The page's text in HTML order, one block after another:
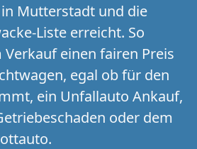
Mutterstadt und die
Liste erreicht. So
Verkauf einen fairen Preis
egal ob für den
ein Unfallauto Ankauf,
oder dem